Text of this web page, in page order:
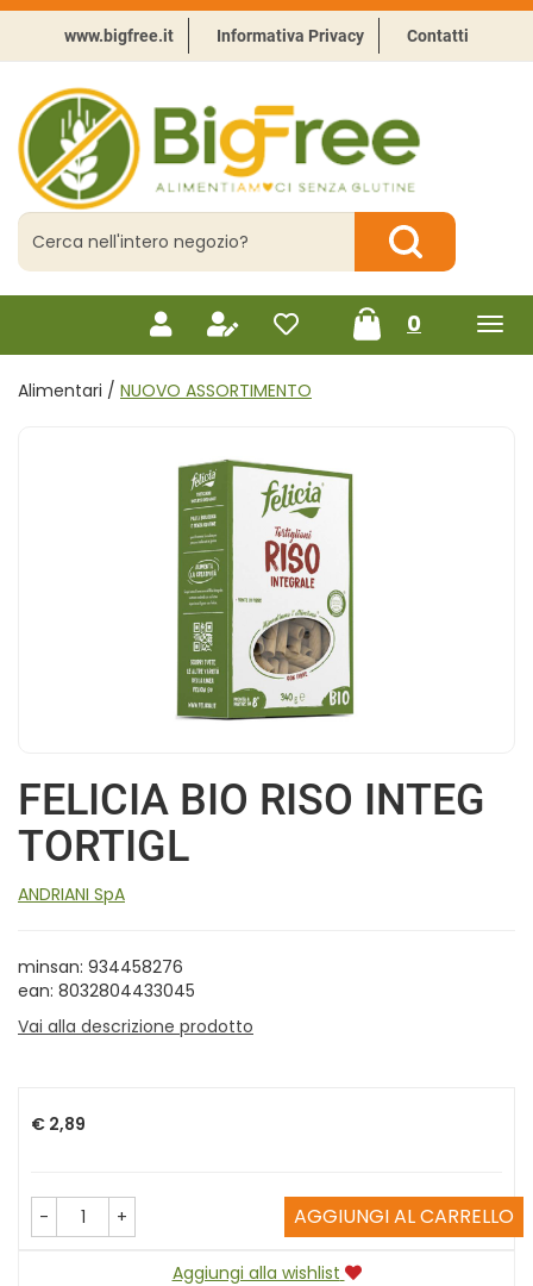
Passa
contenuto
principale
www.bigfree.it Informativa Privacy Contatti
BigFree
-
Punto
celiachia
Cerca
Prodotto
Cerca Prodotto
0prodotti
inseriti
Alimentari / NUOVO ASSORTIMENTO
FELICIA BIO RISO INTEG
TORTIGL
ANDRIANI SpA
minsan: 934458276
ean: 8032804433045
Vai alla descrizione prodotto
Prezzo
€ 2,89
- + AGGIUNGI AL CARRELLO
Aggiungi alla wishlist